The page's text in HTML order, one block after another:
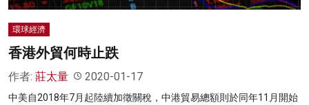
環球經濟
香港外貿何時止跌
作者: 莊太量 2020-01-17
中美自2018年7月起陸續加徵關稅，中港貿易總額則於同年11月開始